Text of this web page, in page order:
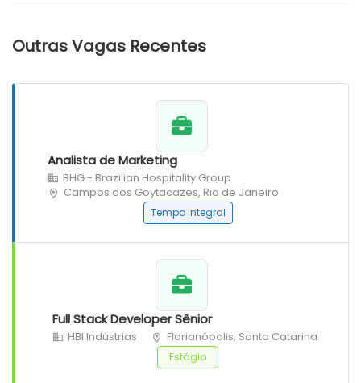
Outras Vagas Recentes
Analista de Marketing
BHG - Brazilian Hospitality Group
Campos dos Goytacazes, Rio de Janeiro
Tempo Integral
Full Stack Developer Sênior
HBI Indústrias Florianópolis, Santa Catarina
Estágio